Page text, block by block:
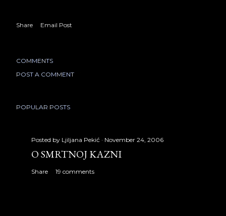
Share Email Post
COMMENTS
POST A COMMENT
POPULAR POSTS
Posted by Ljiljana Pekić November 24, 2006
O SMRTNOJ KAZNI
Share 19 comments